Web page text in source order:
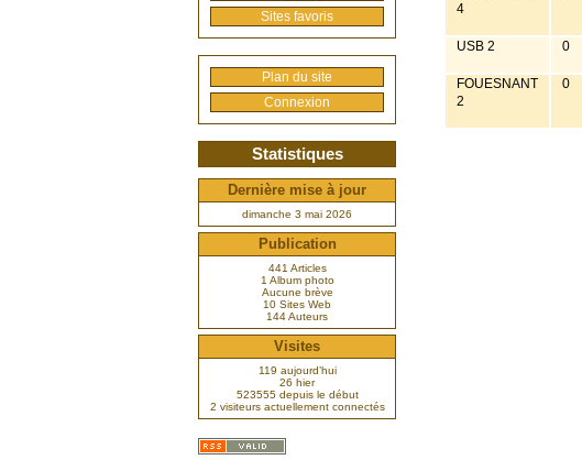
4
USB 2
0
FOUESNANT
2
0
Sites favoris
Plan du site
Connexion
Statistiques
Dernière mise à jour
dimanche 3 mai 2026
Publication
441 Articles
1 Album photo
Aucune brève
10 Sites Web
144 Auteurs
Visites
119 aujourd’hui
26 hier
523555 depuis le début
2 visiteurs actuellement connectés